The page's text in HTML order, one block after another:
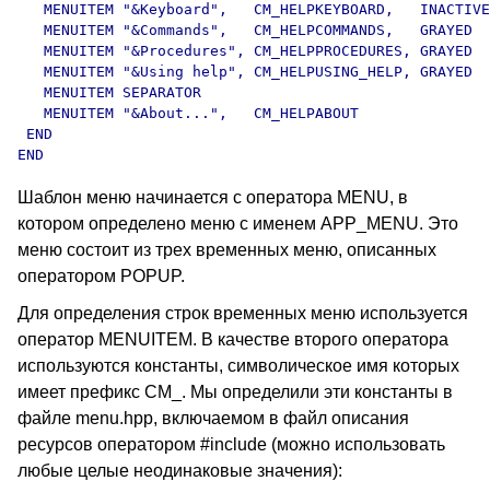
   MENUITEM "&Keyboard",   CM_HELPKEYBOARD,   INACTIVE
   MENUITEM "&Commands",   CM_HELPCOMMANDS,   GRAYED
   MENUITEM "&Procedures", CM_HELPPROCEDURES, GRAYED
   MENUITEM "&Using help", CM_HELPUSING_HELP, GRAYED
   MENUITEM SEPARATOR
   MENUITEM "&About...",   CM_HELPABOUT
END
END
Шаблон меню начинается с оператора MENU, в
котором определено меню с именем APP_MENU. Это
меню состоит из трех временных меню, описанных
оператором POPUP.
Для определения строк временных меню используется
оператор MENUITEM. В качестве второго оператора
используются константы, символическое имя которых
имеет префикс CM_. Мы определили эти константы в
файле menu.hpp, включаемом в файл описания
ресурсов оператором #include (можно использовать
любые целые неодинаковые значения):